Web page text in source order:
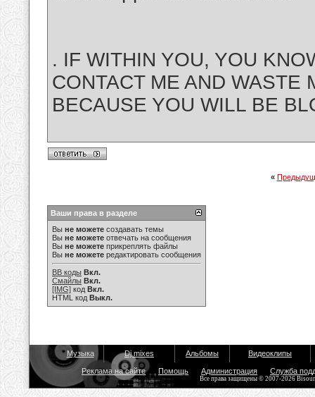
. IF WITHIN YOU, YOU
CONTACT ME AND WASTE
BECAUSE YOU WILL BE
«
Ваши права в разделе
Вы не можете создавать темы
Вы не можете отвечать на сообщения
Вы не можете прикреплять файлы
Вы не можете редактировать сообщения
BB коды Вкл.
Смайлы Вкл.
[IMG] код Вкл.
HTML код Выкл.
Музыка Dj mixes Альбомы Видеоклипы
Реклама на сайте Помощь Администрация Служба
Все права защищены © 2007-2026